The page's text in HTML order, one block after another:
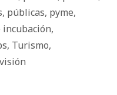
, públicas, pyme,
incubación,
, Turismo,
visión